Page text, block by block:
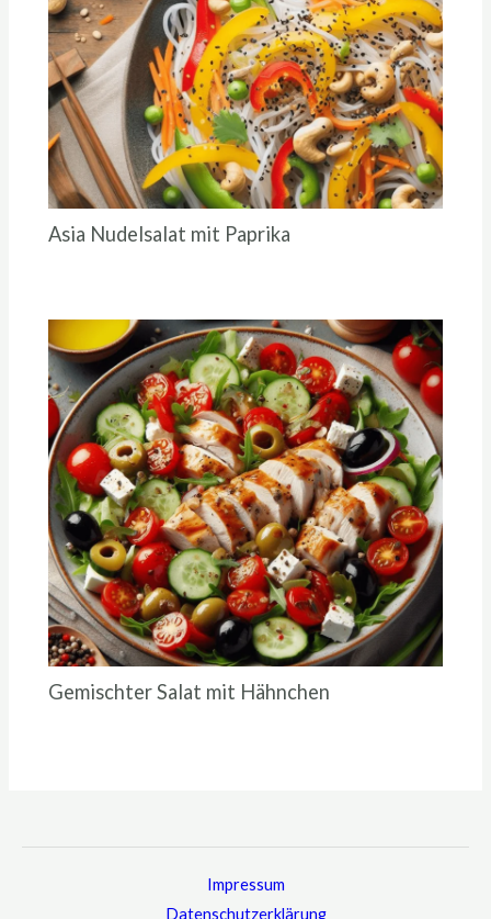
Asia Nudelsalat mit Paprika
Gemischter Salat mit Hähnchen
Impressum
Datenschutzerklärung